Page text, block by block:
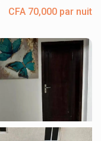
CFA 70,000 par nuit